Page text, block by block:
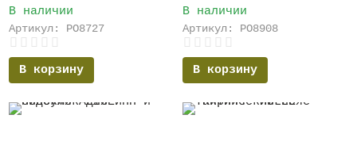
В наличии
Артикул: PO8727
В корзину
В наличии
Артикул: PO8908
В корзину